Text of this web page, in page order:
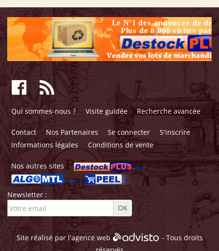
Qui sommes-nous ? Visite guidée Recherche avancée
Contact Nos Partenaires Se connecter
S'inscrire
Informations légales
Conditions de vente
Nos autres sites
Newsletter :
Site réalisé par l'agence web
- Tous droits